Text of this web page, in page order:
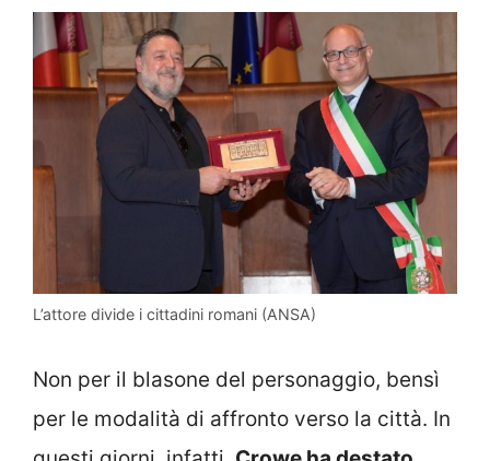
L’attore divide i cittadini romani (ANSA)
Non per il blasone del personaggio, bensì
per le modalità di affronto verso la città. In